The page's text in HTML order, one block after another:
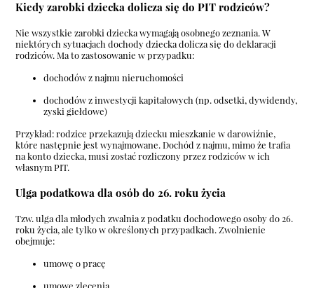
Kiedy zarobki dziecka dolicza się do PIT rodziców?
Nie wszystkie zarobki dziecka wymagają osobnego zeznania. W
niektórych sytuacjach dochody dziecka dolicza się do deklaracji
rodziców. Ma to zastosowanie w przypadku:
dochodów z najmu nieruchomości
dochodów z inwestycji kapitałowych (np. odsetki, dywidendy,
zyski giełdowe)
Przykład: rodzice przekazują dziecku mieszkanie w darowiźnie,
które następnie jest wynajmowane. Dochód z najmu, mimo że trafia
na konto dziecka, musi zostać rozliczony przez rodziców w ich
własnym PIT.
Ulga podatkowa dla osób do 26. roku życia
Tzw. ulga dla młodych zwalnia z podatku dochodowego osoby do 26.
roku życia, ale tylko w określonych przypadkach. Zwolnienie
obejmuje:
umowę o pracę
umowę zlecenia